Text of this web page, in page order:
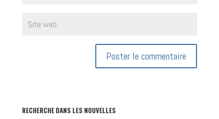
RECHERCHE DANS LES NOUVELLES